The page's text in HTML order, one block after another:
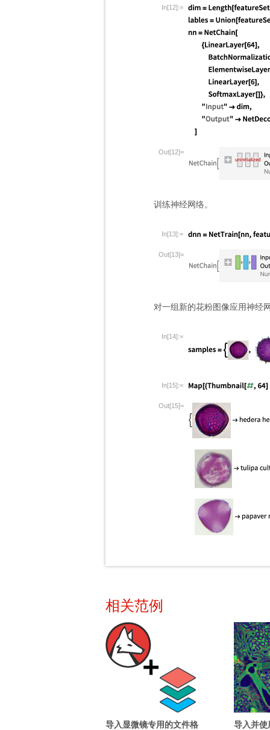
In[12]:=
Out[12]=
训练神经网络。
In[13]:=
Out[13]=
对一组新的花粉图像应用神经
In[14]:=
In[15]:=
Out[15]=
相关范例
导入显微镜专用的文件格
导入并使